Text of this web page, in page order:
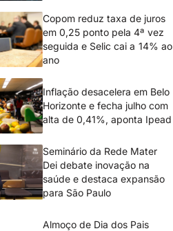
Copom reduz taxa de juros
em 0,25 ponto pela 4ª vez
seguida e Selic cai a 14% ao
ano
Inflação desacelera em Belo
Horizonte e fecha julho com
alta de 0,41%, aponta Ipead
Seminário da Rede Mater
Dei debate inovação na
saúde e destaca expansão
para São Paulo
Almoço de Dia dos Pais